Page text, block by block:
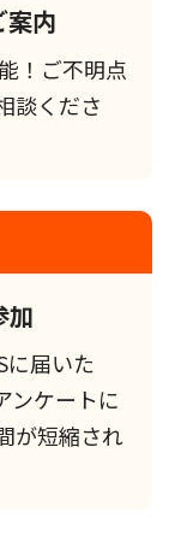
案内
！ご不明点
談くださ
加
に届いた
ンケートに
が短縮され